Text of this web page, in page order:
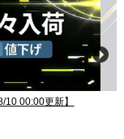
更新】